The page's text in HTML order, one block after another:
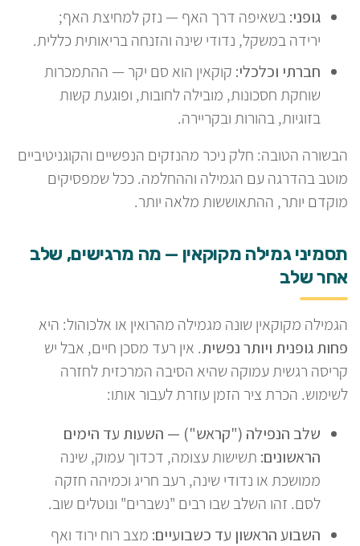
גופני:בשאיפה דרך האף — נזק למחיצת האף;
ירידה במשקל, נדודי שינה והזנחה בריאותית כללית.
חברתי וכלכלי: קוקאין הוא סם יקר — ההתמכרות
שוחקת חסכונות, מובילה לחובות, ופוגעת קשות
בזוגיות, בהורות ובקריירה.
הבשורה הטובה: חלק ניכר מהנזקים הנפשיים והקוגניטיביים
מוטב בהדרגה עם הגמילה וההחלמה. ככל שמפסיקים
מוקדם יותר, ההתאוששות מלאה יותר.
תסמיני גמילה מקוקאין — מה מרגישים, שלב
אחר שלב
הגמילה מקוקאין שונה מגמילה מהרואין או אלכוהול: היא
פחות גופנית ויותר נפשית. אין רעד מסכן חיים, אבל יש
קריסה רגשית עמוקה שהיא הסיבה המרכזית לחזרה
לשימוש. הכרת ציר הזמן עוזרת לעבור אותו:
שלב הנפילה ("קראש") — השעות עד הימים
הראשונים: תשישות עצומה, דכדוך עמוק, שינה
ממושכת או נדודי שינה, רעב חריג וכמיהה חזקה
לסם. זהו השלב שבו רבים "נשברים" ונוטלים שוב.
השבוע הראשון עד כשבועיים: מצב רוח ירוד ואף